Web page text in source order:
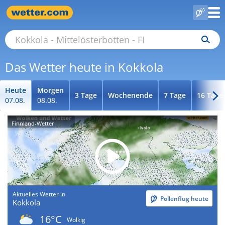
Das Wetter heute in Kokkola
Heute
07.08.
Morgen
08.08.
3 Tage Wochenende 7 Tage 16 Tage
Finnland-Wetter
Aktuelles Wetter in
Kokkola Pollenflug heute
16°C
Wolkig